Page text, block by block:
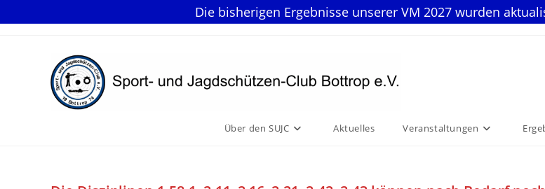
Die bisherigen Ergebnisse unserer VM 2027 wurden
Über den SUJC Aktuelles Veranstaltungen